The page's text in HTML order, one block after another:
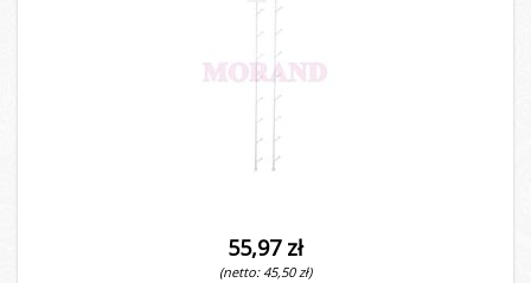
55,97 zł
(netto: 45,50 zł)